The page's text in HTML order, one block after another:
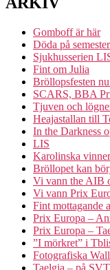
Gomboff är här
Döda på semester
Sjukhusserien
Fint om Julia
Bröllopsfesten
SCARS, BBA
Tjuven och
Heajastallan till
In the Darkness
LIS
Karolinska
Bröllopet kan
Vi vann the AIB
Vi vann Prix
Fint mottagande
Prix Europa –
Prix Europa –
”I mörkret” i
Fotografiska
Taelgia – på